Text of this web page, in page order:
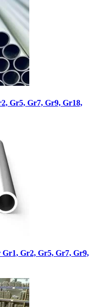
Gr5, Gr7, Gr9, Gr18,
Gr2, Gr5, Gr7, Gr9,